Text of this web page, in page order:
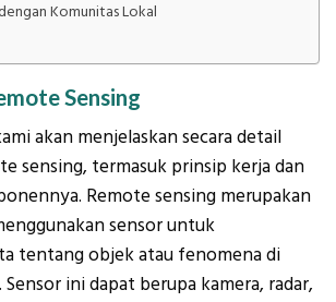
Komunitas Lokal
Sensing
akan menjelaskan secara detail
sensing, termasuk prinsip kerja dan
Remote sensing merupakan
sensor untuk
tentang objek atau fenomena di
ini dapat berupa kamera, radar,